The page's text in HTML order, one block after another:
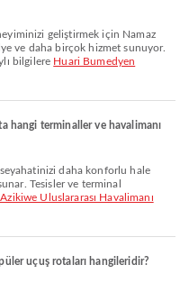
ve daha birçok hizmet sunuyor.
bilgilere Huari Bumedyen
hangi terminaller ve havalimanı
Tesisler ve terminal
Uluslararası Havalimanı
uçuş rotaları hangileridir?